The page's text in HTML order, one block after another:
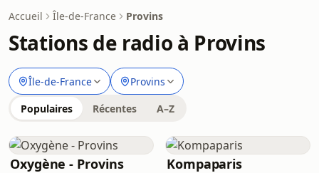
Accueil Île-de-France Provins
Stations de radio à Provins
Île-de-France Provins
Populaires Récentes A–Z
Oxygène - Provins Kompaparis